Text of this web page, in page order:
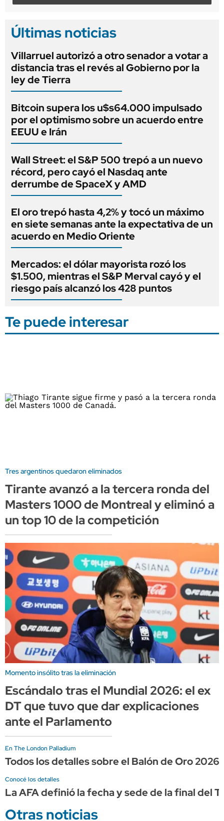
Últimas noticias
Villarruel autorizó a otro senador a votar a
distancia tras el revés al Gobierno por la
ley de Tierra
Bitcoin supera los u$s64.000 impulsado
por el optimismo sobre un acuerdo entre
EEUU e Irán
Wall Street: el S&P 500 trepó a un nuevo
récord, pero cayó el Nasdaq ante
derrumbe de SpaceX y AMD
El oro trepó hasta 4,2% y tocó un máximo
en siete semanas ante la expectativa de un
acuerdo en Medio Oriente
Mercados: el dólar mayorista rozó los
$1.500, mientras el S&P Merval cayó y el
riesgo país alcanzó los 428 puntos
Te puede interesar
Tres argentinos quedaron eliminados
Tirante avanzó a la tercera ronda del
Masters 1000 de Montreal y eliminó a
un top 10 de la competición
Momento insólito tras la eliminación
Escándalo tras el Mundial 2026: el ex
DT que tuvo que dar explicaciones
ante el Parlamento
En The London Palladium
Todos los detalles sobre el Balón de Oro
Conocé los detalles
La AFA definió la fecha y sede de la final del
Otras noticias